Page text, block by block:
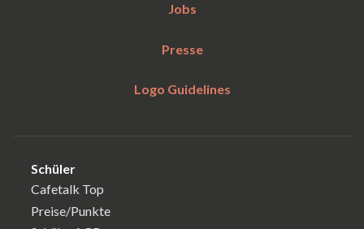
Jobs
Presse
Logo Guidelines
Schüler
Cafetalk Top
Preise/Punkte